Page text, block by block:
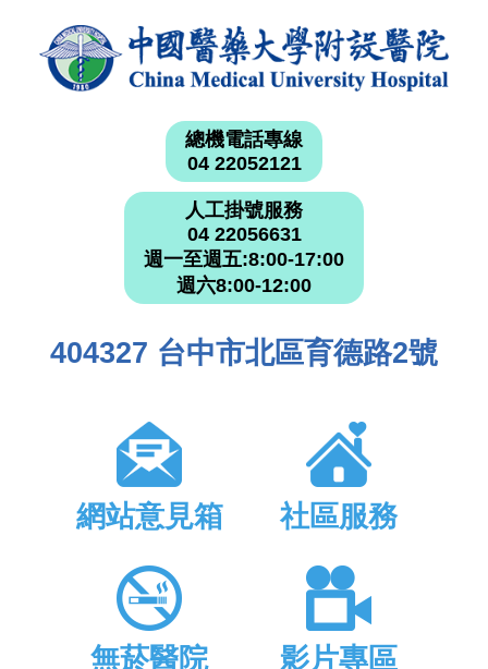
總機電話專線
04 22052121
人工掛號服務
04 22056631
週一至週五:8:00-17:00
週六8:00-12:00
404327 台中市北區育德路2號
網站意見箱 社區服務
無菸醫院 影片專區